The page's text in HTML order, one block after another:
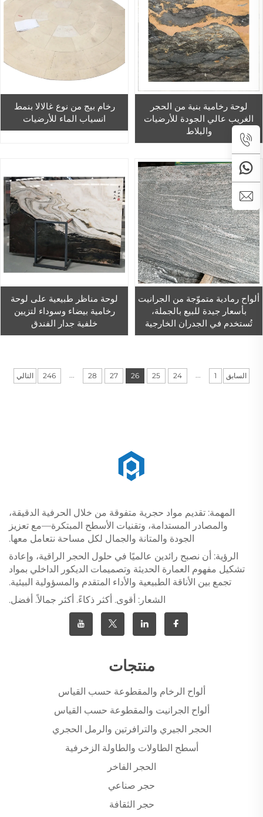
لوحة رخامية بنية من الحجر
الغريب عالي الجودة للأرضيات
والبلاط
رخام بيج من نوع غالالا بنمط
انسياب الماء للأرضيات
ألواح رمادية متموّجة من الجرانيت
بأسعار جيدة للبيع بالجملة،
تُستخدم في الجدران الخارجية
والأرضيات
لوحة مناظر طبيعية على لوحة
رخامية بيضاء وسوداء لتزيين
خلفية جدار الفندق
السابق 1
...
24
25
26
27
28
...
246 التالي
المهمة: تقديم مواد حجرية متفوقة من خلال الحرفية الدقيقة،
والمصادر المستدامة، وتقنيات الأسطح المبتكرة—مع تعزيز
الجودة والمتانة والجمال لكل مساحة نتعامل معها.
الرؤية: أن نصبح رائدين عالميًا في حلول الحجر الراقية، وإعادة
تشكيل مفهوم العمارة الحديثة وتصميمات الديكور الداخلي بمواد
تجمع بين الأناقة الطبيعية والأداء المتقدم والمسؤولية البيئية.
الشعار: أقوى. أكثر ذكاءً. أكثر جمالاً. أفضل.
منتجات
ألواح الرخام والمقطوعة حسب القياس
ألواح الجرانيت والمقطوعة حسب القياس
الحجر الجيري والترافرتين والرمل الحجري
أسطح الطاولات والطاولة الزخرفية
الحجر الفاخر
حجر صناعي
حجر الثقافة